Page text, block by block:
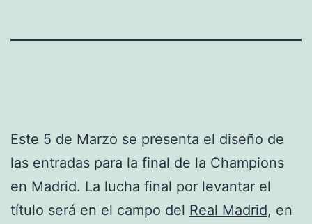
Este 5 de Marzo se presenta el diseño de
las entradas para la final de la Champions
en Madrid. La lucha final por levantar el
título será en el campo del Real Madrid, en